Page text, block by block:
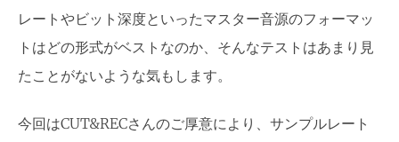
レートやビット深度といったマスター音源のフォーマッ
トはどの形式がベストなのか、そんなテストはあまり見
たことがないような気もします。
今回はCUT&RECさんのご厚意により、サンプルレート